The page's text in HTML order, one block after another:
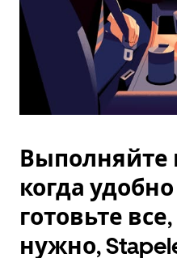
Выполняйте
когда
готовьте
нужно,